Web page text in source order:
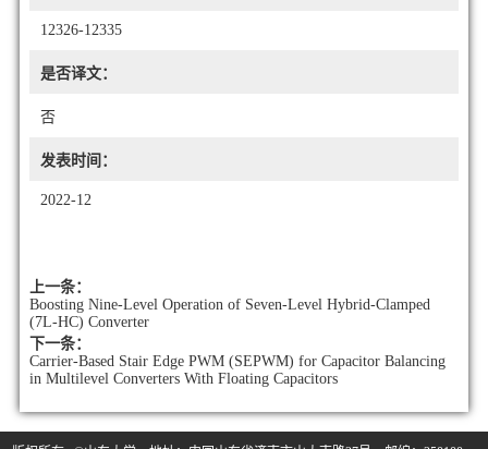
12326-12335
是否译文：
否
发表时间：
2022-12
上一条：
Boosting Nine-Level Operation of Seven-Level Hybrid-Clamped
(7L-HC) Converter
下一条：
Carrier-Based Stair Edge PWM (SEPWM) for Capacitor Balancing
in Multilevel Converters With Floating Capacitors